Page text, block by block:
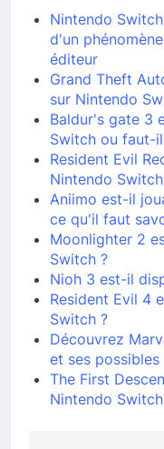
Nintendo
d'un
éditeur
Grand Theft
sur Nintendo
Baldur's gate 3
Switch ou faut-
Resident Evil
Nintendo
Aniimo est-il
ce qu'il faut
Moonlighter 2
Switch ?
Nioh 3 est-il
Resident Evil 4
Switch ?
Découvrez
et ses
The First
Nintendo